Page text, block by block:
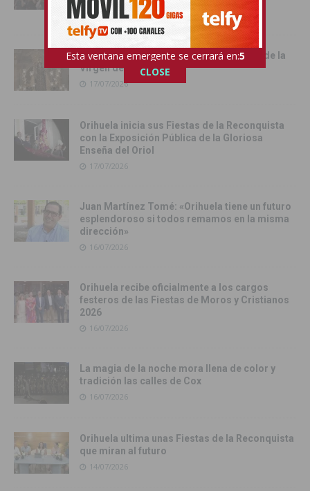
18/07/2026
Cox vive su día grande con la procesión de la
Virgen del Carmen
17/07/2026
Orihuela inicia sus Fiestas de la Reconquista
con la Exposición Pública de la Gloriosa
Enseña del Oriol
17/07/2026
Juan Martínez Tomé: «Orihuela tiene un futuro
esplendoroso si todos remamos en la misma
dirección»
16/07/2026
Orihuela recibe oficialmente a los cargos
festeros de las Fiestas de Moros y Cristianos
2026
16/07/2026
La magia de la noche mora llena de color y
tradición las calles de Cox
16/07/2026
Orihuela ultima unas Fiestas de la Reconquista
que miran al futuro
14/07/2026
Esta ventana emergente se cerrará en:3
CLOSE